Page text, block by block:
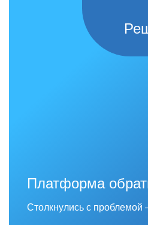
Платформа
Столкнулись с